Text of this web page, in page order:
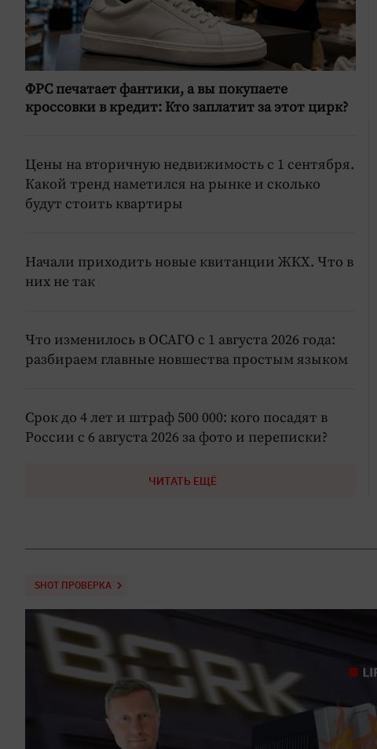
ФРС печатает фантики, а вы покупаете
кроссовки в кредит: Кто заплатит за этот цирк?
Цены на вторичную недвижимость с 1 сентября.
Какой тренд наметился на рынке и сколько
будут стоить квартиры
Начали приходить новые квитанции ЖКХ. Что в
них не так
Что изменилось в ОСАГО с 1 августа 2026 года:
разбираем главные новшества простым языком
Срок до 4 лет и штраф 500 000: кого посадят в
России с 6 августа 2026 за фото и переписки?
ЧИТАТЬ ЕЩЁ
SHOT ПРОВЕРКА